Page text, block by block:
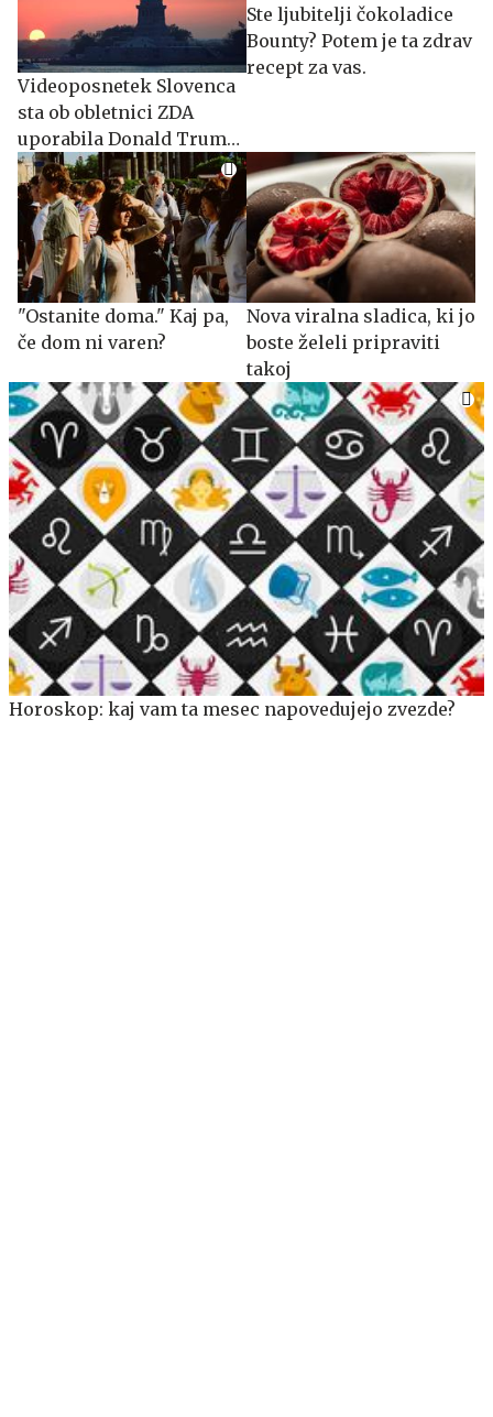
Videoposnetek Slovenca
sta ob obletnici ZDA
uporabila Donald Trump
in Bela hiša #video
Ste ljubitelji čokoladice
Bounty? Potem je ta zdrav
recept za vas.
"Ostanite doma." Kaj pa,
če dom ni varen?
Nova viralna sladica, ki jo
boste želeli pripraviti
takoj
Horoskop: kaj vam ta mesec napovedujejo zvezde?